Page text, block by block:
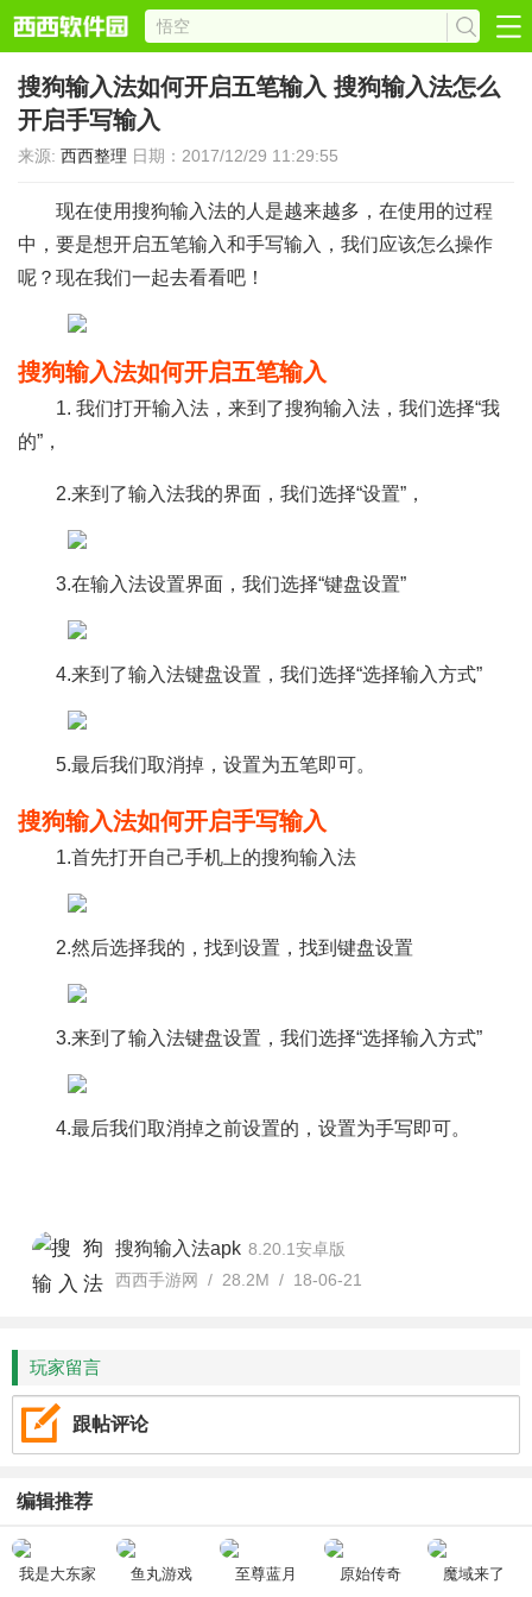
搜狗输入法如何开启五笔输入 搜狗输入法怎么
开启手写输入
来源: 西西整理 日期：2017/12/29 11:29:55
现在使用搜狗输入法的人是越来越多，在使用的过程
中，要是想开启五笔输入和手写输入，我们应该怎么操作
呢？现在我们一起去看看吧！
搜狗输入法如何开启五笔输入
1. 我们打开输入法，来到了搜狗输入法，我们选择“我
的”，
2.来到了输入法我的界面，我们选择“设置”，
3.在输入法设置界面，我们选择“键盘设置”
4.来到了输入法键盘设置，我们选择“选择输入方式”
5.最后我们取消掉，设置为五笔即可。
搜狗输入法如何开启手写输入
1.首先打开自己手机上的搜狗输入法
2.然后选择我的，找到设置，找到键盘设置
3.来到了输入法键盘设置，我们选择“选择输入方式”
4.最后我们取消掉之前设置的，设置为手写即可。
搜狗输入法apk 8.20.1安卓版
西西手游网 / 28.2M / 18-06-21
玩家留言
跟帖评论
编辑推荐
我是大东家 鱼丸游戏 至尊蓝月 原始传奇 魔域来了